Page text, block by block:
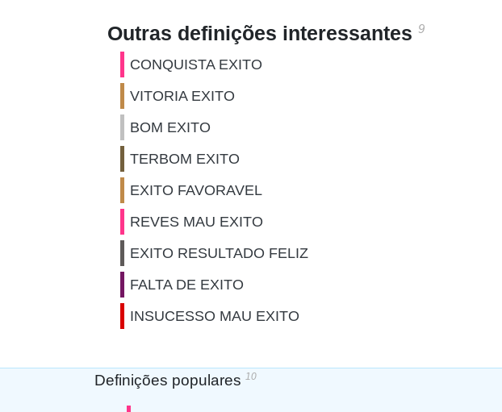
Outras definições interessantes 9
CONQUISTA EXITO
VITORIA EXITO
BOM EXITO
TERBOM EXITO
EXITO FAVORAVEL
REVES MAU EXITO
EXITO RESULTADO FELIZ
FALTA DE EXITO
INSUCESSO MAU EXITO
Definições populares 10